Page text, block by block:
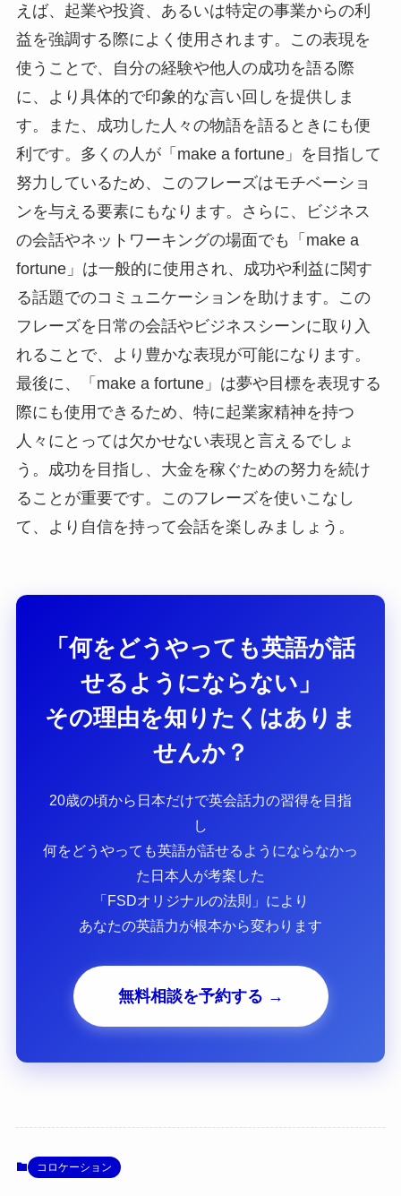
えば、起業や投資、あるいは特定の事業からの利
益を強調する際によく使用されます。この表現を
使うことで、自分の経験や他人の成功を語る際
に、より具体的で印象的な言い回しを提供しま
す。また、成功した人々の物語を語るときにも便
利です。多くの人が「make a fortune」を目指して
努力しているため、このフレーズはモチベーショ
ンを与える要素にもなります。さらに、ビジネス
の会話やネットワーキングの場面でも「make a
fortune」は一般的に使用され、成功や利益に関す
る話題でのコミュニケーションを助けます。この
フレーズを日常の会話やビジネスシーンに取り入
れることで、より豊かな表現が可能になります。
最後に、「make a fortune」は夢や目標を表現する
際にも使用できるため、特に起業家精神を持つ
人々にとっては欠かせない表現と言えるでしょ
う。成功を目指し、大金を稼ぐための努力を続け
ることが重要です。このフレーズを使いこなし
て、より自信を持って会話を楽しみましょう。
「何をどうやっても英語が話
せるようにならない」
その理由を知りたくはありま
せんか？
20歳の頃から日本だけで英会話力の習得を目指
し
何をどうやっても英語が話せるようにならなかっ
た日本人が考案した
「FSDオリジナルの法則」により
あなたの英語力が根本から変わります
無料相談を予約する →
コロケーション